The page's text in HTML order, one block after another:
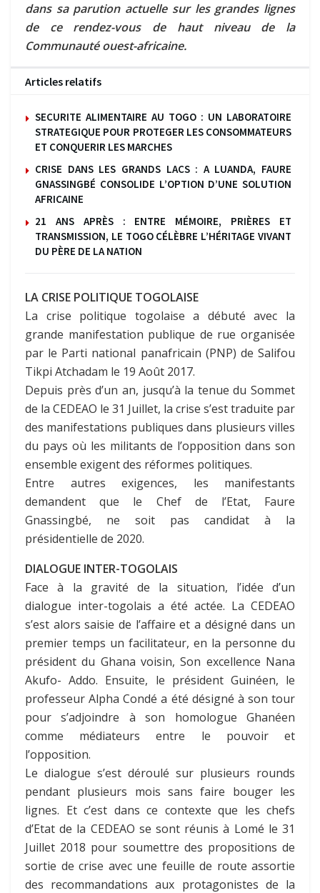
dans sa parution actuelle sur les grandes lignes
de ce rendez-vous de haut niveau de la
Communauté ouest-africaine.
Articles relatifs
SECURITE ALIMENTAIRE AU TOGO : UN LABORATOIRE
STRATEGIQUE POUR PROTEGER LES CONSOMMATEURS
ET CONQUERIR LES MARCHES
CRISE DANS LES GRANDS LACS : A LUANDA, FAURE
GNASSINGBÉ CONSOLIDE L’OPTION D’UNE SOLUTION
AFRICAINE
21 ANS APRÈS : ENTRE MÉMOIRE, PRIÈRES ET
TRANSMISSION, LE TOGO CÉLÈBRE L’HÉRITAGE VIVANT
DU PÈRE DE LA NATION
LA CRISE POLITIQUE TOGOLAISE
La crise politique togolaise a débuté avec la
grande manifestation publique de rue organisée
par le Parti national panafricain (PNP) de Salifou
Tikpi Atchadam le 19 Août 2017.
Depuis près d’un an, jusqu’à la tenue du Sommet
de la CEDEAO le 31 Juillet, la crise s’est traduite par
des manifestations publiques dans plusieurs villes
du pays où les militants de l’opposition dans son
ensemble exigent des réformes politiques.
Entre autres exigences, les manifestants
demandent que le Chef de l’Etat, Faure
Gnassingbé, ne soit pas candidat à la
présidentielle de 2020.
DIALOGUE INTER-TOGOLAIS
Face à la gravité de la situation, l’idée d’un
dialogue inter-togolais a été actée. La CEDEAO
s’est alors saisie de l’affaire et a désigné dans un
premier temps un facilitateur, en la personne du
président du Ghana voisin, Son excellence Nana
Akufo- Addo. Ensuite, le président Guinéen, le
professeur Alpha Condé a été désigné à son tour
pour s’adjoindre à son homologue Ghanéen
comme médiateurs entre le pouvoir et
l’opposition.
Le dialogue s’est déroulé sur plusieurs rounds
pendant plusieurs mois sans faire bouger les
lignes. Et c’est dans ce contexte que les chefs
d’Etat de la CEDEAO se sont réunis à Lomé le 31
Juillet 2018 pour soumettre des propositions de
sortie de crise avec une feuille de route assortie
des recommandations aux protagonistes de la